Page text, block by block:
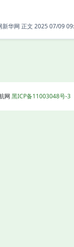
“水中大熊猫”长江鲟重获生机-新华网新华网
网 黑ICP备11003048号-3